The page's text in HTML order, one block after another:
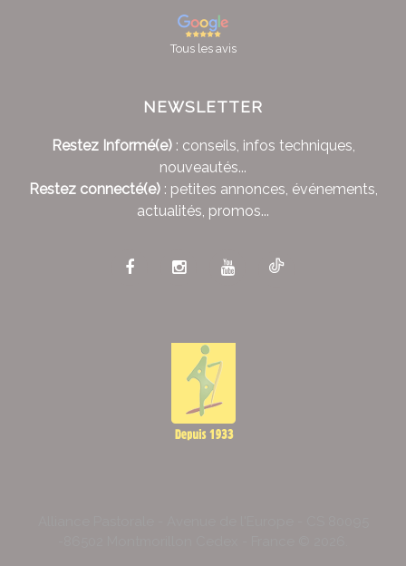
Tous les avis
NEWSLETTER
Restez Informé(e): conseils, infos techniques,
nouveautés...
Restez connecté(e): petites annonces, événements,
actualités, promos...